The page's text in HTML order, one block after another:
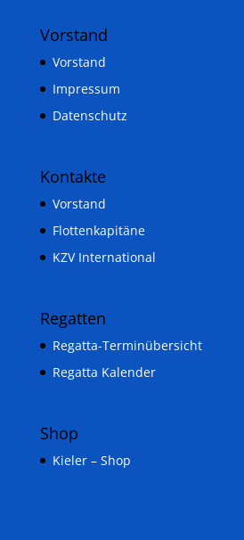
Vorstand
Vorstand
Impressum
Datenschutz
Kontakte
Vorstand
Flottenkapitäne
KZV International
Regatten
Regatta-Terminübersicht
Regatta Kalender
Shop
Kieler – Shop